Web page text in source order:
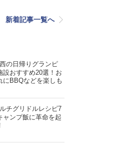
新着記事一覧へ
の日帰りグランピ
設おすすめ20選！お
にBBQなどを楽しも
チグリドルレシピ7
ャンプ飯に革命を起